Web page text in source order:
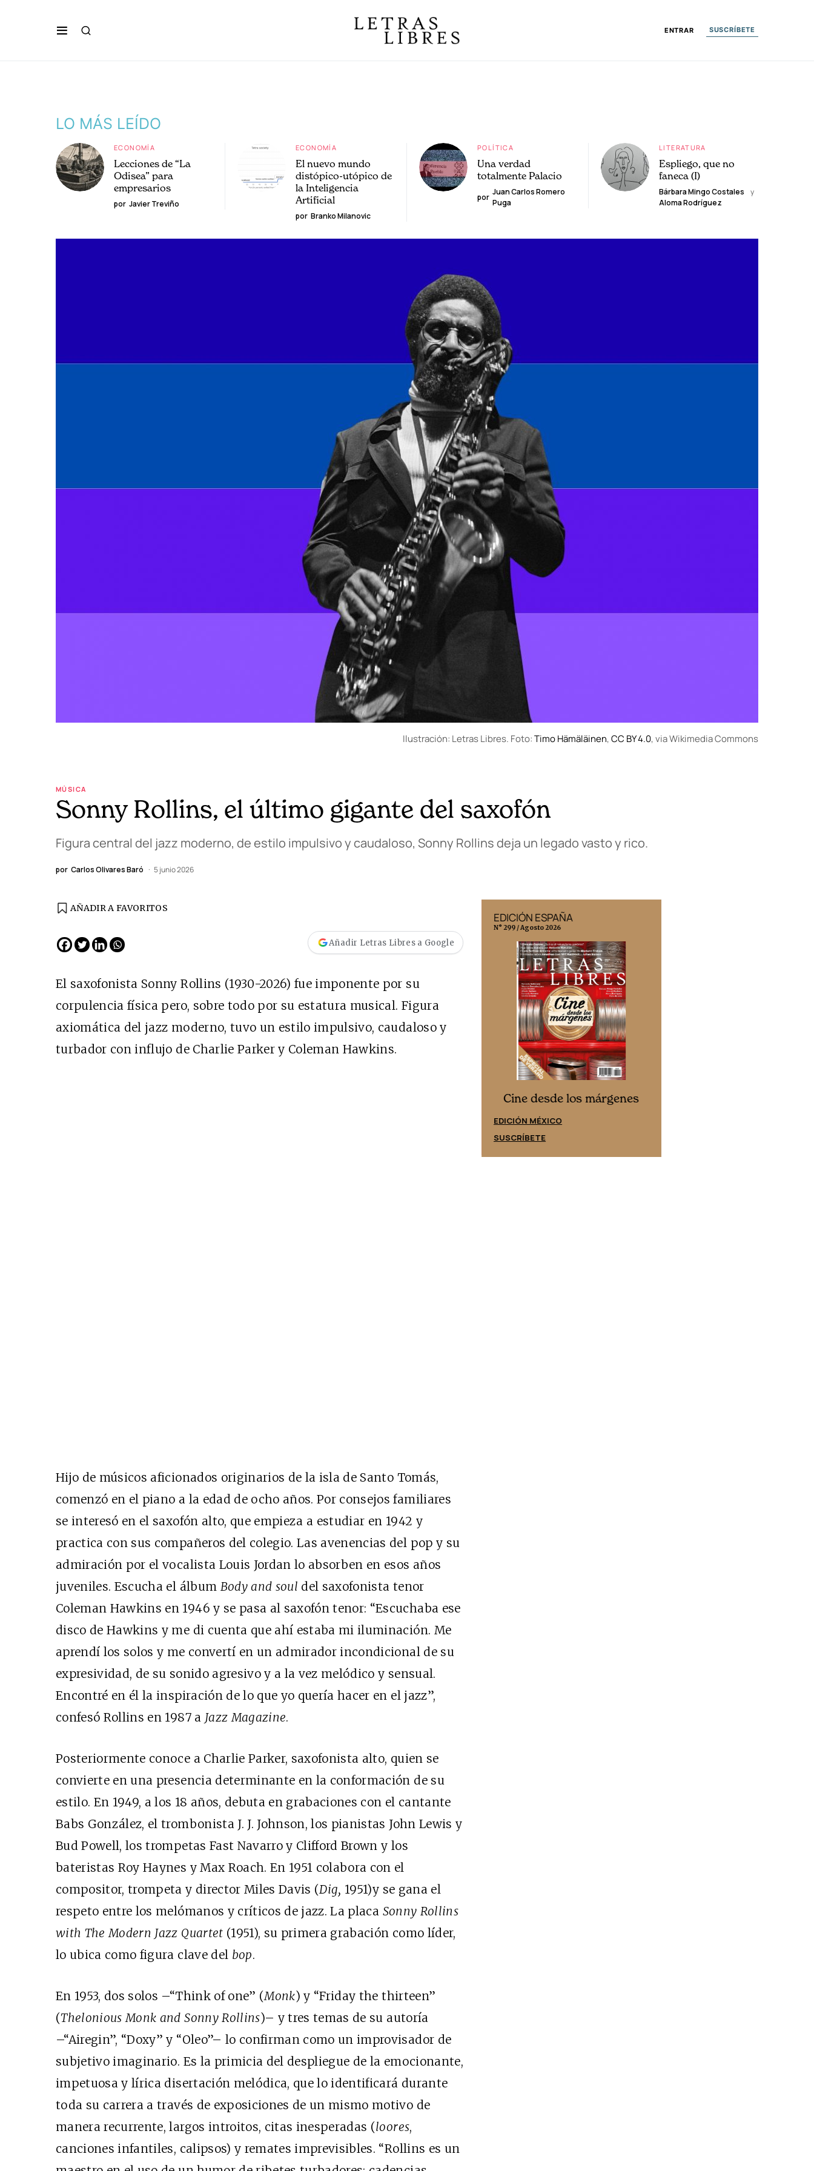
ENTRAR SUSCRÍBETE
LO MÁS LEÍDO
ECONOMÍA
Lecciones de “La
Odisea” para
empresarios
por Javier Treviño
ECONOMÍA
El nuevo mundo
distópico-utópico de
la Inteligencia
Artificial
por Branko Milanovic
POLÍTICA
Una verdad
totalmente Palacio
por
Juan Carlos Romero
Puga
LITERATURA
Espliego, que no
faneca (I)
Bárbara Mingo Costales
y
Aloma Rodríguez
Ilustración: Letras Libres. Foto:Timo Hämäläinen,CC BY 4.0, via Wikimedia Commons
MÚSICA
Sonny Rollins, el último gigante del saxofón
Figura central del jazz moderno, de estilo impulsivo y caudaloso, Sonny Rollins deja un legado vasto y rico.
por Carlos Olivares Baró 5 junio 2026
AÑADIR A FAVORITOS
Añadir Letras Libres a Google
El saxofonista Sonny Rollins (1930-2026) fue imponente por su
corpulencia física pero, sobre todo por su estatura musical. Figura
axiomática del jazz moderno, tuvo un estilo impulsivo, caudaloso y
turbador con influjo de Charlie Parker y Coleman Hawkins.
Hijo de músicos aficionados originarios de la isla de Santo Tomás,
comenzó en el piano a la edad de ocho años. Por consejos familiares
se interesó en el saxofón alto, que empieza a estudiar en 1942 y
practica con sus compañeros del colegio. Las avenencias del pop y su
admiración por el vocalista Louis Jordan lo absorben en esos años
juveniles. Escucha el álbum Body and soul del saxofonista tenor
Coleman Hawkins en 1946 y se pasa al saxofón tenor: “Escuchaba ese
disco de Hawkins y me di cuenta que ahí estaba mi iluminación. Me
aprendí los solos y me convertí en un admirador incondicional de su
expresividad, de su sonido agresivo y a la vez melódico y sensual.
Encontré en él la inspiración de lo que yo quería hacer en el jazz”,
confesó Rollins en 1987 a Jazz Magazine.
Posteriormente conoce a Charlie Parker, saxofonista alto, quien se
convierte en una presencia determinante en la conformación de su
estilo. En 1949, a los 18 años, debuta en grabaciones con el cantante
Babs González, el trombonista J. J. Johnson, los pianistas John Lewis y
Bud Powell, los trompetas Fast Navarro y Clifford Brown y los
bateristas Roy Haynes y Max Roach. En 1951 colabora con el
compositor, trompeta y director Miles Davis (Dig, 1951)y se gana el
respeto entre los melómanos y críticos de jazz. La placa Sonny Rollins
with The Modern Jazz Quartet (1951), su primera grabación como líder,
lo ubica como figura clave del bop.
En 1953, dos solos –“Think of one” (Monk) y “Friday the thirteen”
(Thelonious Monk and Sonny Rollins)– y tres temas de su autoría
–“Airegin”, “Doxy” y “Oleo”– lo confirman como un improvisador de
subjetivo imaginario. Es la primicia del despliegue de la emocionante,
impetuosa y lírica disertación melódica, que lo identificará durante
toda su carrera a través de exposiciones de un mismo motivo de
manera recurrente, largos introitos, citas inesperadas (loores,
canciones infantiles, calipsos) y remates imprevisibles. “Rollins es un
EDICIÓN ESPAÑA
N° 299 / Agosto 2026
Cine desde los márgenes
EDICIÓN MÉXICO
SUSCRÍBETE